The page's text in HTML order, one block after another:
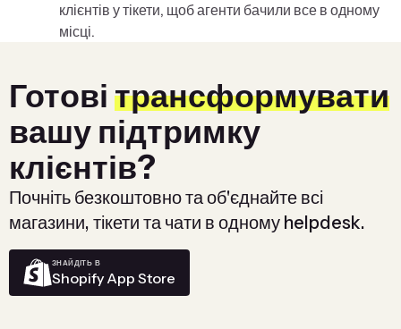
клієнтів у тікети, щоб агенти бачили все в одному
місці.
Готові трансформувати
вашу підтримку
клієнтів?
Почніть безкоштовно та об'єднайте всі
магазини, тікети та чати в одному helpdesk.
ЗНАЙДІТЬ В
Shopify App Store